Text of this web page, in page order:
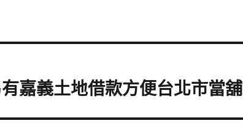
嘉義土地借款方便台北市當舖